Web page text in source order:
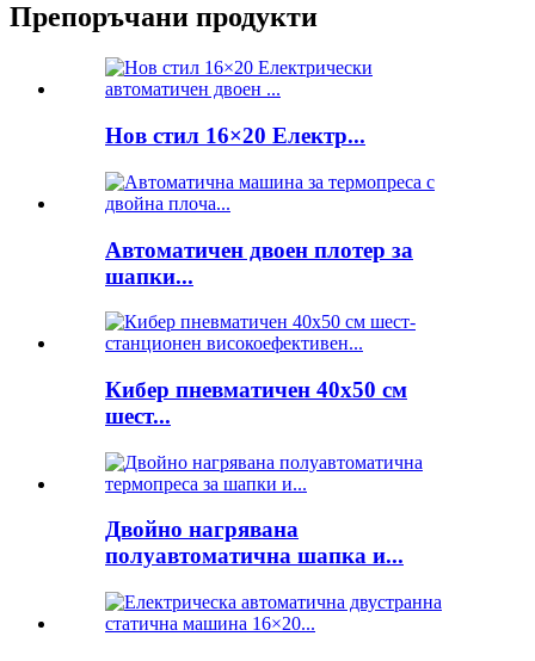
Препоръчани продукти
Нов стил 16×20 Електр...
Автоматичен двоен плотер за
шапки...
Кибер пневматичен 40x50 см
шест...
Двойно нагрявана
полуавтоматична шапка и...